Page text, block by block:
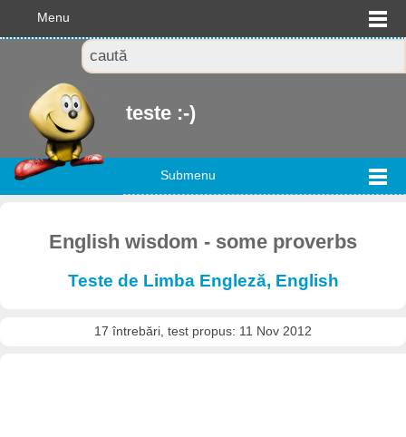
Menu
teste :-)
Submenu
English wisdom - some proverbs
Teste de Limba Engleză, English
17 întrebări, test propus: 11 Nov 2012